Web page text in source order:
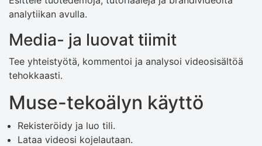
analytiikan avulla.
Media- ja luovat tiimit
Tee yhteistyötä, kommentoi ja analysoi videosisältöä
tehokkaasti.
Muse-tekoälyn käyttö
Rekisteröidy ja luo tili.
Lataa videosi kojelautaan.